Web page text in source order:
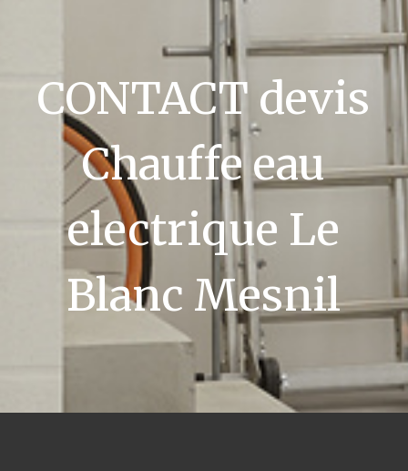
CONTACT devis
Chauffe eau
electrique Le
Blanc Mesnil